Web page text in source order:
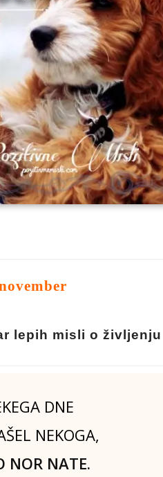
lepih misli o življenju
DNE
NEKOGA,
NOR NATE.